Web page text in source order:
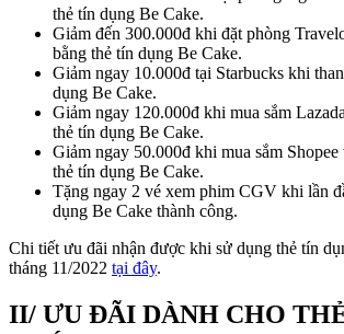
thẻ tín dụng Be Cake.
Giảm đến 300.000đ khi đặt phòng
bằng thẻ tín dụng Be Cake.
Giảm ngay 10.000đ tại Starbucks khi
dụng Be Cake.
Giảm ngay 120.000đ khi mua sắm
thẻ tín dụng Be Cake.
Giảm ngay 50.000đ khi mua sắm Shopee
thẻ tín dụng Be Cake.
Tặng ngay 2 vé xem phim CGV khi lần
dụng Be Cake thành công.
Chi tiết ưu đãi nhận được khi sử dụng thẻ tín
tháng 11/2022 tại đây.
II/ ƯU ĐÃI DÀNH CHO